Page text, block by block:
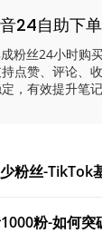
24自助下
粉丝24小时购
点赞、评论、
，有效提升笔
粉丝-TikTok
粉-如何突